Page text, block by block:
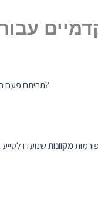
תהיתם פעםהמתאימים לכל דיסציפלינה?
מקוונות